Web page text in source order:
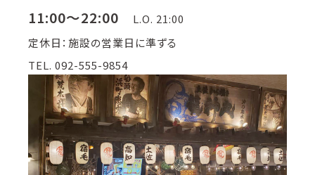
11:00～22:00
L.O. 21:00
定休日：施設の営業日に準ずる
TEL. 092-555-9854